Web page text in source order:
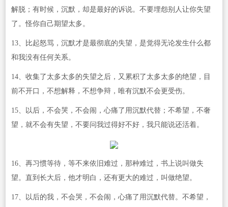
解脱；有时候，沉默，却是最好的诉说。不要埋怨别人让你失望
了。怪你自己期望太多。
13、比起怒骂，沉默才是最彻底的失望，是觉得无论发生什么都
和我没有任何关系。
14、收集了太多太多的失望之后，又累积了太多太多的绝望，目
前不开口，不想解释，不想争辩，唯有沉默不会更受伤。
15、以后，不会哭，不会闹，心痛了用沉默代替；不希望，不奢
望，就不会有失望，不要问我过得好不好，我只能说还活着。
16、再习惯等待，等不来依旧难过，那种难过，书上说叫做失
望。直到长大后，他才明白，还有更大的难过，叫做绝望。
17、以后的我，不会哭，不会闹，心痛了用沉默代替。不希望，